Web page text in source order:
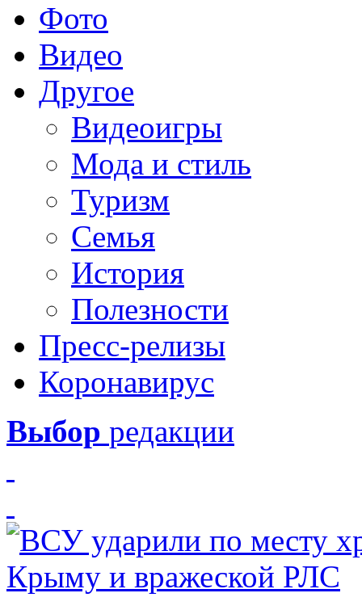
Фото
Видео
Другое
Видеоигры
Мода и стиль
Туризм
Семья
История
Полезности
Пресс-релизы
Коронавирус
Выбор редакции